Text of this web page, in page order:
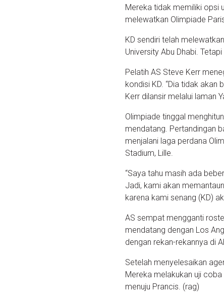
Mereka tidak memiliki opsi
melewatkan Olimpiade
KD sendiri telah
University Abu Dhabi.
Pelatih AS Steve Kerr
kondisi KD. “Dia tidak akan
Kerr dilansir melalui laman
Olimpiade tinggal
mendatang. Pertandingan
menjalani laga perdana
Stadium, Lille.
“Saya tahu masih ada
Jadi, kami akan
karena kami senang (KD)
AS sempat mengganti
mendatang dengan Los
dengan rekan-rekannya di
Setelah menyelesaikan
Mereka melakukan uji
menuju Prancis. (rag)